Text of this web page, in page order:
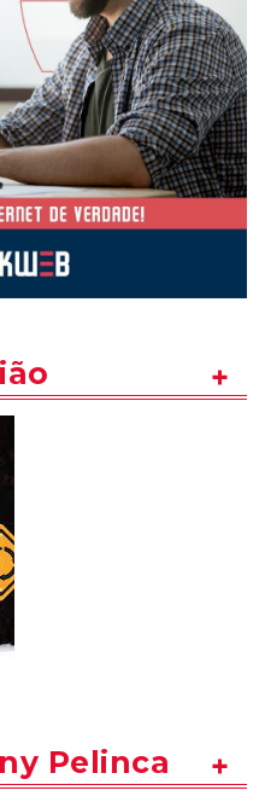
Pelinca